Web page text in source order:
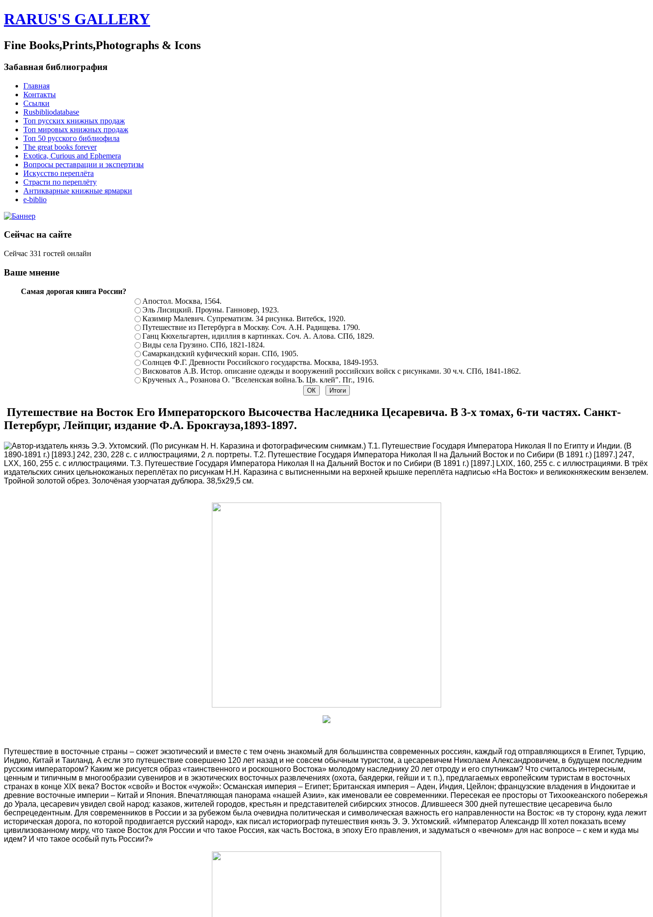
RARUS'S GALLERY
Fine Books,Prints,Photographs & Icons
Забавная библиография
Главная
Контакты
Ссылки
Rusbibliodatabase
Топ русских книжных продаж
Топ мировых книжных продаж
Топ 50 русского библиофила
The great books forever
Exotica, Curious and Ephemera
Вопросы реставрации и экспертизы
Искусство переплёта
Страсти по переплёту
Антикварные книжные ярмарки
e-biblio
Сейчас на сайте
Сейчас 331 гостей онлайн
Ваше мнение
Самая дорогая книга России?
Апостол. Москва, 1564.
Эль Лисицкий. Проуны. Ганновер, 1923.
Казимир Малевич. Супрематизм. 34 рисунка. Витебск, 1920.
Путешествие из Петербурга в Москву. Соч. А.Н. Радищева. 1790.
Ганц Кюхельгартен, идиллия в картинках. Соч. А. Алова. СПб, 1829.
Виды села Грузино. СПб, 1821-1824.
Самаркандский куфический коран. СПб, 1905.
Солнцев Ф.Г. Древности Российского государства. Москва, 1849-1953.
Висковатов А.В. Истор. описание одежды и вооружений российских войск с рисунками. 30 ч.ч. СПб, 1841-1862.
Крученых А., Розанова О. "Вселенская война.Ъ. Цв. клей". Пг., 1916.
Путешествие на Восток Его Императорского Высочества Наследника Цесаревича. В 3-х томах, 6-ти частях. Санкт-
Петербург, Лейпциг, издание Ф.А. Брокгауза,1893-1897.
Автор-издатель князь Э.Э. Ухтомский. (По рисункам Н. Н. Каразина и фотографическим снимкам.) Т.1. Путешествие Государя Императора Николая II по Египту и Индии. (В
1890-1891 г.) [1893.] 242, 230, 228 с. с иллюстрациями, 2 л. портреты. Т.2. Путешествие Государя Императора Николая II на Дальний Восток и по Сибири (В 1891 г.) [1897.] 247,
LXX, 160, 255 с. с иллюстрациями. Т.З. Путешествие Государя Императора Николая II на Дальний Восток и по Сибири (В 1891 г.) [1897.] LXIX, 160, 255 с. с иллюстрациями. В трёх
издательских синих цельнокожаных переплётах по рисункам Н.Н. Каразина с вытисненными на верхней крышке переплёта надписью «На Восток» и великокняжеским вензелем.
Тройной золотой обрез. Золочёная узорчатая дублюра. 38,5x29,5 см.
Путешествие в восточные страны – сюжет экзотический и вместе с тем очень знакомый для большинства современных россиян, каждый год отправляющихся в Египет, Турцию,
Индию, Китай и Таиланд. А если это путешествие совершено 120 лет назад и не совсем обычным туристом, а цесаревичем Николаем Александровичем, в будущем последним
русским императором? Каким же рисуется образ «таинственного и роскошного Востока» молодому наследнику 20 лет отроду и его спутникам? Что считалось интересным,
ценным и типичным в многообразии сувениров и в экзотических восточных развлечениях (охота, баядерки, гейши и т. п.), предлагаемых европейским туристам в восточных
странах в конце XIX века? Восток «свой» и Восток «чужой»: Османская империя – Египет; Британская империя – Аден, Индия, Цейлон; французские владения в Индокитае и
древние восточные империи – Китай и Япония. Впечатляющая панорама «нашей Азии», как именовали ее современники. Пересекая ее просторы от Тихоокеанского побережья
до Урала, цесаревич увидел свой народ: казаков, жителей городов, крестьян и представителей сибирских этносов. Длившееся 300 дней путешествие цесаревича было
беспрецедентным. Для современников в России и за рубежом была очевидна политическая и символическая важность его направленности на Восток: «в ту сторону, куда лежит
историческая дорога, по которой продвигается русский народ», как писал историограф путешествия князь Э. Э. Ухтомский. «Император Александр III хотел показать всему
цивилизованному миру, что такое Восток для России и что такое Россия, как часть Востока, в эпоху Его правления, и задуматься о «вечном» для нас вопросе – с кем и куда мы
идем? И что такое особый путь России?»